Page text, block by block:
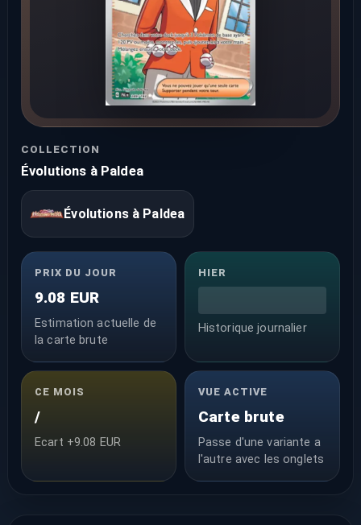
COLLECTION
Évolutions à Paldea
Évolutions à Paldea
PRIX DU JOUR
9.08 EUR
Estimation actuelle de
la carte brute
HIER
Historique journalier
CE MOIS
/
Ecart +9.08 EUR
VUE ACTIVE
Carte brute
Passe d'une variante a
l'autre avec les onglets